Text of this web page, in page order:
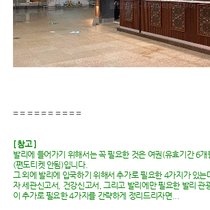
= = = = = = = = = =
[ 참고 ]
발리에 들어가기 위해서는 꼭 필요한 것은 여권(유효기간 6
(편도티켓 안됨)입니다.
그 외에 발리에 입국하기 위해서 추가로 필요한 4가지가 있는
자 세관신고서, 건강신고서, 그리고 발리에만 필요한 발리 관
이 추가로 필요한 4가지를 간략하게 정리드리자면...